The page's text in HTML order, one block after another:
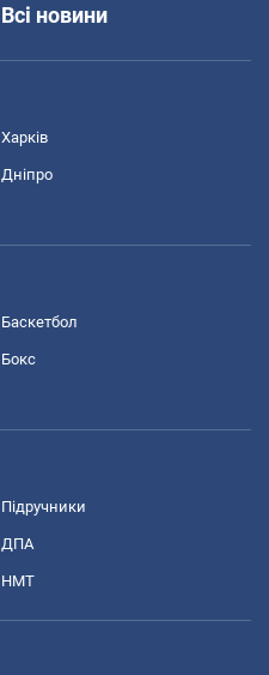
Всі новини
Харків
Дніпро
Баскетбол
Бокс
Підручники
ДПА
НМТ